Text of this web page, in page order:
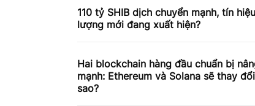
110 tỷ SHIB dịch chuyển mạnh, tín
lượng mới đang xuất hiện?
Hai blockchain hàng đầu chuẩn bị
mạnh: Ethereum và Solana sẽ thay
sao?